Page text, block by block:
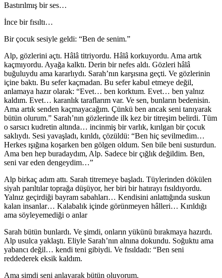
Bastırılmış bir ses…
İnce bir fısıltı…
Bir çocuk sesiyle geldi: “Ben de senim.”
Alp, gözlerini açtı. Hâlâ titriyordu. Hâlâ korkuyordu. Ama artık
kaçmıyordu. Ayağa kalktı. Derin bir nefes aldı. Gözleri hâlâ
buğuluydu ama kararlıydı. Sarah’nın karşısına geçti. Ve gözlerinin
içine baktı. Bu sefer kaçmadan. Bu sefer kabul etmeye değil,
anlamaya hazır olarak: “Evet… ben korktum. Evet… ben yalnız
kaldım. Evet… karanlık taraflarım var. Ve sen, bunların bedenisin.
Ama artık senden kaçmayacağım. Çünkü ben ancak seni tanıyarak
bütün olurum.” Sarah’nın gözlerinde ilk kez bir titreşim belirdi. Tüm
o sarsıcı kudretin altında… incinmiş bir varlık, kırılgan bir çocuk
saklıydı. Sesi yavaşladı, kırıldı, çözüldü: “Ben hiç sevilmedim…
Herkes ışığına koşarken ben gölgen oldum. Sen bile beni susturdun.
Ama ben hep buradaydım, Alp. Sadece bir çığlık değildim. Ben,
seni var eden dengeydim…”
Alp birkaç adım attı. Sarah titremeye başladı. Tüylerinden dökülen
siyah parıltılar toprağa düşüyor, her biri bir hatırayı fısıldıyordu.
Yalnız geçirdiği bayram sabahları… Kendisini anlattığında suskun
kalan insanlar… Kalabalık içinde görünmeyen hâlleri… Kırıldığı
ama söyleyemediği o anlar
Sarah bütün bunlardı. Ve şimdi, onların yükünü bırakmaya hazırdı.
Alp usulca yaklaştı. Eliyle Sarah’nın alnına dokundu. Soğuktu ama
yabancı değil… kendi teni gibiydi. Ve fısıldadı: “Ben seni
reddederek eksik kaldım.
Ama şimdi seni anlayarak bütün oluyorum.